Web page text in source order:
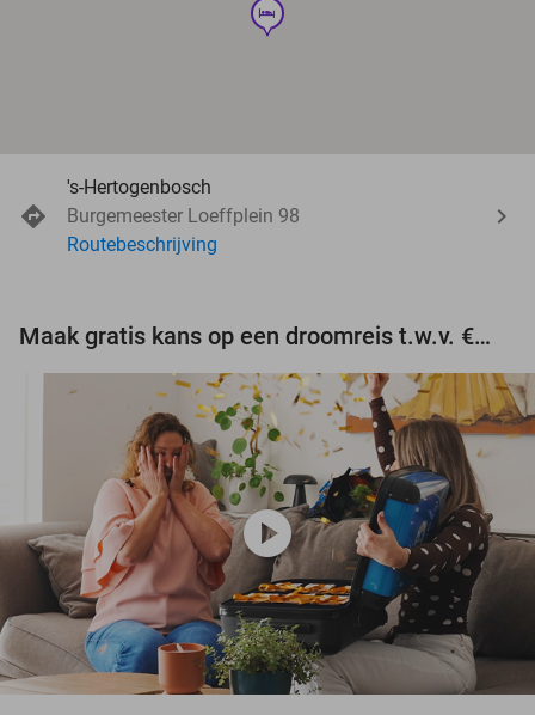
hotel
's-Hertogenbosch
Burgemeester Loeffplein 98
Routebeschrijving
Maak gratis kans op een droomreis t.w.v. €3.000!
play_circle